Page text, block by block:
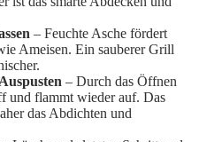
– Feuchte Asche fördert
Ameisen. Ein sauberer Grill
– Durch das Öffnen
und flammt wieder auf. Das
das Abdichten und